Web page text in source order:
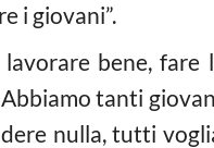
i giovani”.
bene,
tanti
nulla, tutti